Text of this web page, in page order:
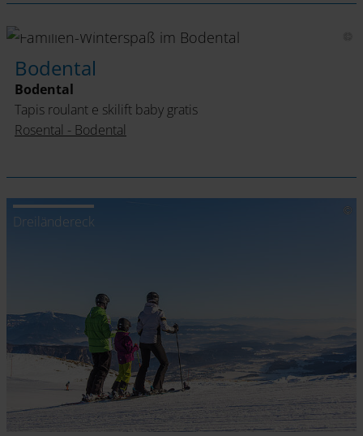
Bodental
Bodental
Bodental
Tapis roulant e skilift baby gratis
Rosental - Bodental
Dreiländereck